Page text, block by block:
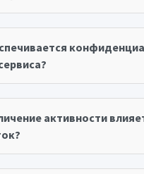
активности